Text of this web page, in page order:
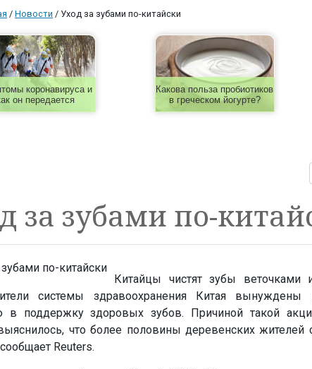
/ Новости / Уход за зубами по-китайски
коронавируса и
он передается
Какова польза пробиотиков
в греческом йогурте?
за зубами по-
Китайцы чистят зубы
системы здравоохранения Китая вынуждены
в поддержку здоровых зубов. Причиной такой
что более половины деревенских
Reuters.